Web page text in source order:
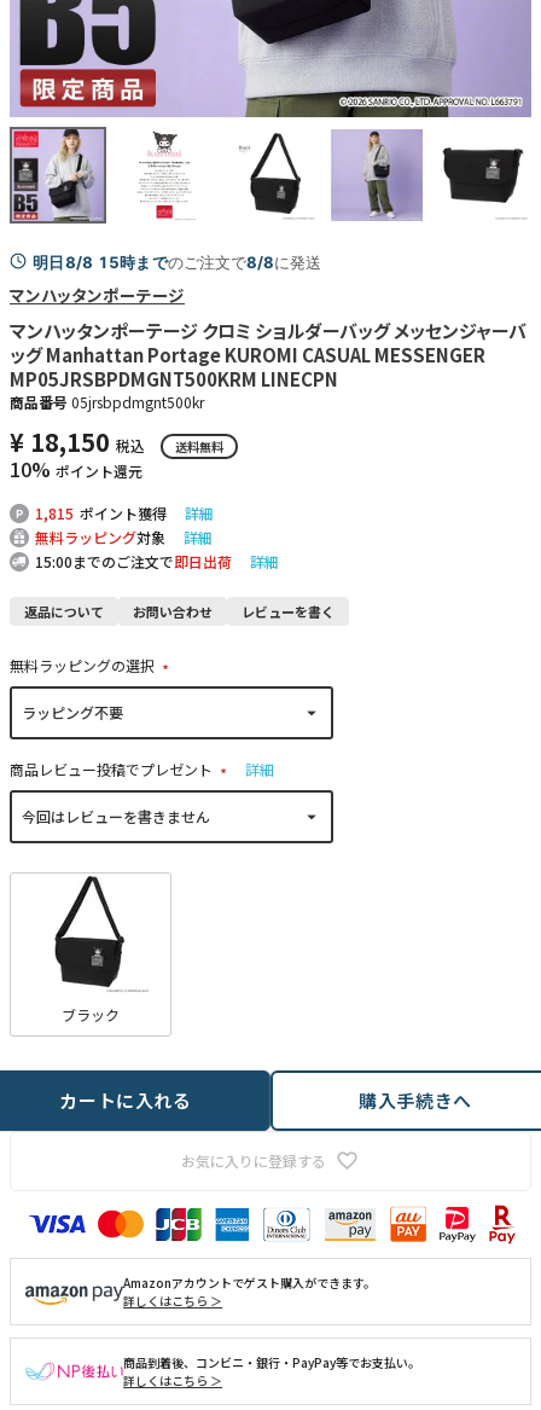
明日8/8 15時までのご注文で8/8に発送
マンハッタンポーテージ
マンハッタンポーテージ クロミ ショルダーバッグ メッセンジャーバ
ッグ Manhattan Portage KUROMI CASUAL MESSENGER
MP05JRSBPDMGNT500KRM LINECPN
商品番号 05jrsbpdmgnt500kr
¥ 18,150 税込 送料無料
10% ポイント還元
1,815 ポイント獲得
詳細
無料ラッピング対象
詳細
15:00までのご注文で即日出荷 詳細
返品について お問い合わせ レビューを書く
無料ラッピングの選択
(
商品レビュー投稿でプレゼント
(
詳細
ブラック
お気に入りに登録する
カートに入れる 購入手続きへ
Amazonアカウントでゲスト購入ができます。
詳しくはこちら ＞
商品到着後、コンビニ・銀行・PayPay等でお支払い。
詳しくはこちら ＞